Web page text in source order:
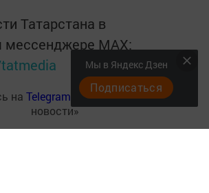
Татарстана в
мессенджере MАХ:
на Telegram-канал«Менделеевские
новости»
Мы в Яндекс Дзен
Подписаться